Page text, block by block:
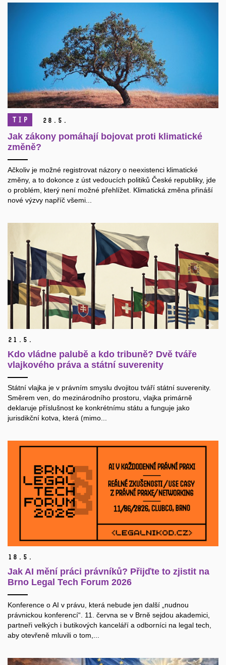
TIP 28. 5.
Jak zákony pomáhají bojovat proti klimatické
změně?
Ačkoliv je možné registrovat názory o neexistenci klimatické
změny, a to dokonce z úst vedoucích politiků České republiky, jde
o problém, který není možné přehlížet. Klimatická změna přináší
nové výzvy napříč všemi...
21. 5.
Kdo vládne palubě a kdo tribuně? Dvě tváře
vlajkového práva a státní suverenity
Státní vlajka je v právním smyslu dvojitou tváří státní suverenity.
Směrem ven, do mezinárodního prostoru, vlajka primárně
deklaruje příslušnost ke konkrétnímu státu a funguje jako
jurisdikční kotva, která (mimo...
18. 5.
Jak AI mění práci právníků? Přijďte to zjistit na
Brno Legal Tech Forum 2026
Konference o AI v právu, která nebude jen další „nudnou
právnickou konferencí“. 11. června se v Brně sejdou akademici,
partneři velkých i butikových kanceláří a odborníci na legal tech,
aby otevřeně mluvili o tom,...